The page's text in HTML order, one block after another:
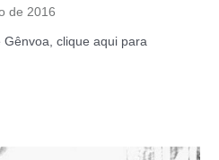
de 2016
clique aqui para